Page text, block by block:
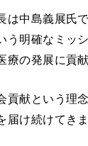
は中島義展氏
う明確なミッ
療の発展に貢
貢献という理
届け続けてきま